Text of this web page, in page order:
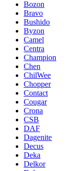
Bozon
Bravo
Bushido
Byzon
Camel
Centra
Champion
Chen
ChilWee
Chopper
Contact
Cougar
Crona
CSB
DAF
Dagenite
Decus
Deka
Delkor